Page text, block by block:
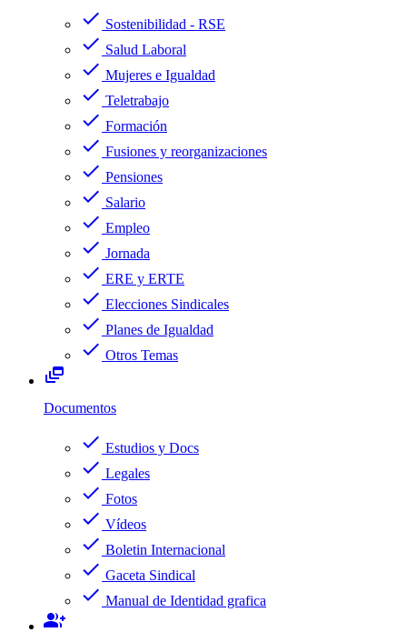
check Sostenibilidad - RSE
check Salud Laboral
check Mujeres e Igualdad
check Teletrabajo
check Formación
check Fusiones y reorganizaciones
check Pensiones
check Salario
check Empleo
check Jornada
check ERE y ERTE
check Elecciones Sindicales
check Planes de Igualdad
check Otros Temas
dynamic_feed
Documentos
check Estudios y Docs
check Legales
check Fotos
check Vídeos
check Boletin Internacional
check Gaceta Sindical
check Manual de Identidad grafica
group_add